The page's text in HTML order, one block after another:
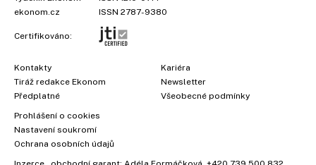
ekonom.cz
ISSN 2787-9380
Certifikováno:
Kontakty
Tiráž redakce Ekonom
Předplatné
Kariéra
Newsletter
Všeobecné podmínky
Prohlášení o cookies
Nastavení soukromí
Ochrana osobních údajů